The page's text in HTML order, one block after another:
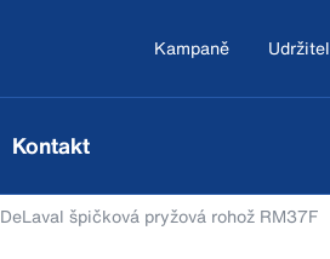
Kampaně
Kontakt
DeLaval špičková pryžová rohož RM37F